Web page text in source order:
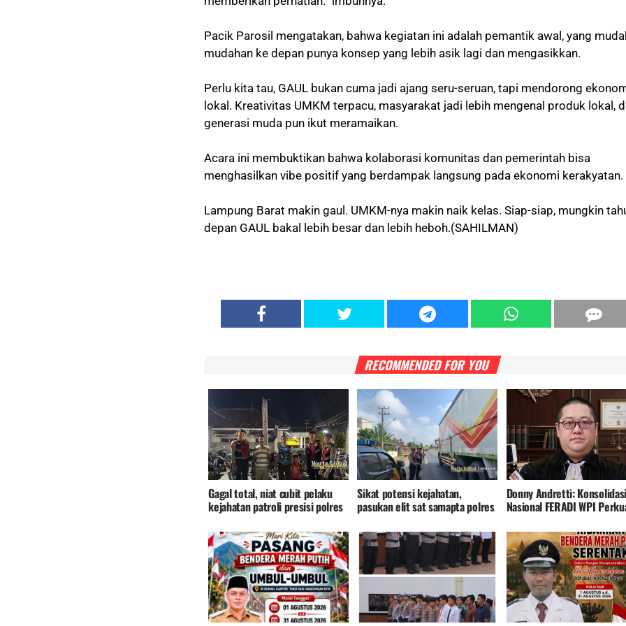
Pacik Parosil mengatakan, bahwa kegiatan ini adalah pemantik awal, yang
mudahan ke depan punya konsep yang lebih asik lagi dan mengasikkan.
Perlu kita tau, GAUL bukan cuma jadi ajang seru-seruan, tapi mendorong
lokal. Kreativitas UMKM terpacu, masyarakat jadi lebih mengenal produk lokal,
generasi muda pun ikut meramaikan.
Acara ini membuktikan bahwa kolaborasi komunitas dan pemerintah bisa
menghasilkan vibe positif yang berdampak langsung pada ekonomi kerakyatan.
Lampung Barat makin gaul. UMKM-nya makin naik kelas. Siap-siap, mungkin
depan GAUL bakal lebih besar dan lebih heboh.(SAHILMAN)
RECOMMENDED FOR YOU
Gagal total, niat cubit pelaku
kejahatan patroli presisi polres
terbirit-birit kegelapan
Sikat potensi kejahatan,
pasukan elit sat samapta polres
benteng ketat di titik vital
Donny Andretti: Konsolidasi
Nasional FERADI WPI
Tjhong/Uun dengan
Keterlibatan 35 Penasehat
Hukum